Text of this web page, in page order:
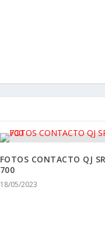
FOTOS CONTACTO QJ
700
18/05/2023